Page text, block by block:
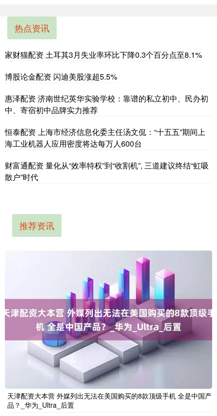
热点资讯
家财猫配资 土耳其3月失业率环比下降0.3个百分点至8.1%
博股论金配资 闪迪美股涨超5.5%
惠泽配资 济南世纪英华实验学校：靠谱的私立初中、民办初
中、寄宿初中品牌实力推荐
恒泰配资 上海市经济信息化委主任汤文侃：“十五五”期间上
海工业机器人应用密度将达每万人600台
财富通配资 量化从“效率特权”到“收割机”, 三道建议终结“虹吸
散户”时代
推荐资讯
天津配资大本营 外媒列出无法在美国购买的8款顶级手机 全是中国产
品？_华为_Ultra_后置